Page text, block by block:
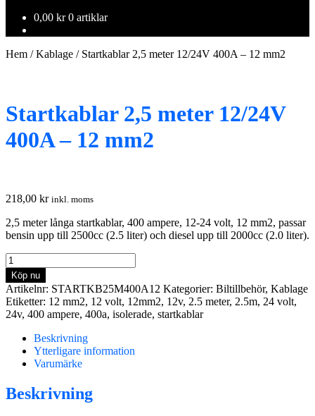
0,00 kr 0 artiklar
Hem /Kablage / Startkablar 2,5 meter 12/24V 400A – 12 mm2
Startkablar 2,5 meter 12/24V
400A – 12 mm2
218,00 kr inkl. moms
2,5 meter långa startkablar, 400 ampere, 12-24 volt, 12 mm2, passar
bensin upp till 2500cc (2.5 liter) och diesel upp till 2000cc (2.0 liter).
Startkablar
2,5
meter
12/24V
400A
-
mm2
mängd
Köp nu
Artikelnr: STARTKB25M400A12 Kategorier: Biltillbehör, Kablage
Etiketter: 12 mm2, 12 volt, 12mm2, 12v, 2.5 meter, 2.5m, 24 volt,
24v, 400 ampere, 400a, isolerade, startkablar
Beskrivning
Ytterligare information
Varumärke
Beskrivning